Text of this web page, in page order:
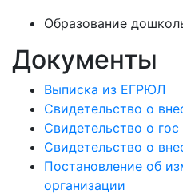
Образование
Документы
Выписка из ЕГРЮЛ
Свидетельство о
Свидетельство о
Свидетельство о
Постановление об
организации